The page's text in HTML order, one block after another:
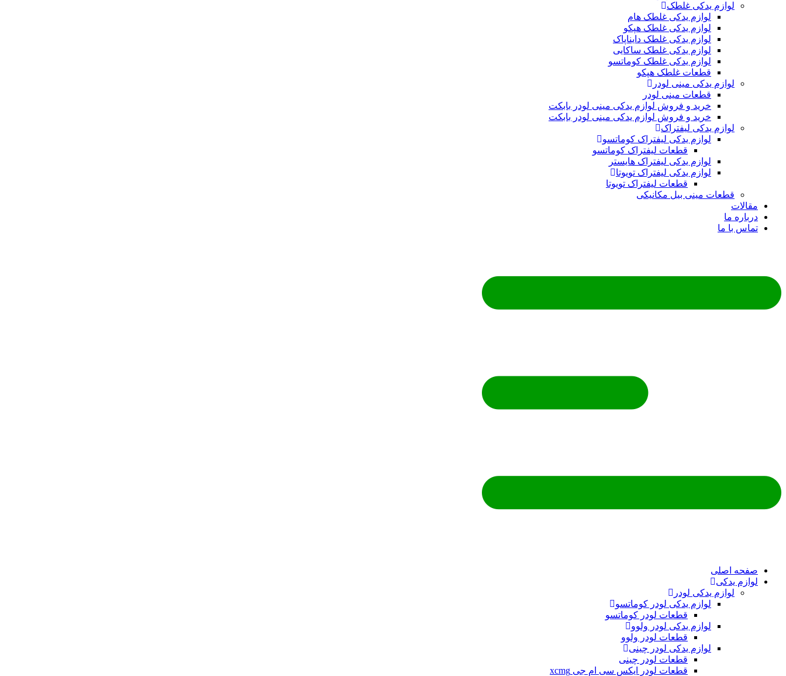
لوازم یدکی غلطک
لوازم یدکی غلطک هام
لوازم یدکی غلطک هپکو
لوازم یدکی غلطک دایناپاک
لوازم یدکی غلطک ساکایی
لوازم یدکی غلطک کوماتسو
قطعات غلطک هپکو
لوازم یدکی مینی لودر
قطعات مینی لودر
خرید و فروش لوازم یدکی مینی لودر بابکت
خرید و فروش لوازم یدکی مینی لودر بابکت
لوازم یدکی لیفتراک
لوازم یدکی لیفتراک کوماتسو
قطعات لیفتراک کوماتسو
لوازم یدکی لیفتراک هایستر
لوازم یدکی لیفتراک تویوتا
قطعات لیفتراک تویوتا
قطعات مینی بیل مکانیکی
مقالات
درباره ما
تماس با ما
صفحه اصلی
لوازم یدکی
لوازم یدکی لودر
لوازم یدکی لودر کوماتسو
قطعات لودر کوماتسو
لوازم یدکی لودر ولوو
قطعات لودر ولوو
لوازم یدکی لودر چینی
قطعات لودر چینی
قطعات لودر ایکس سی ام جی xcmg